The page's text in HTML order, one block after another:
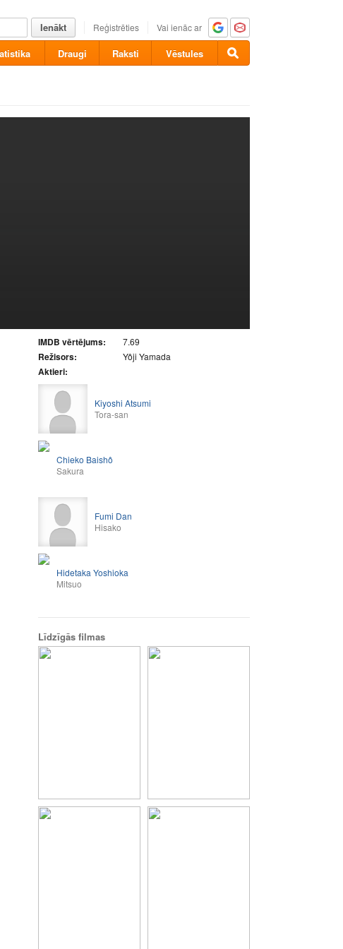
Ienākt Reģistrēties Vai ienāc ar
Draugi Raksti Vēstules
IMDB vērtējums: 7.69
Režisors: Yôji Yamada
Aktieri:
Kiyoshi Atsumi
Tora-san
Chieko Baishô
Sakura
Fumi Dan
Hisako
Hidetaka Yoshioka
Mitsuo
Līdzīgās filmas